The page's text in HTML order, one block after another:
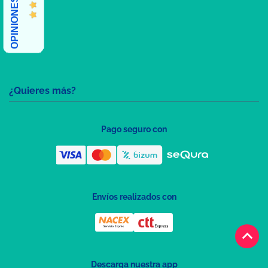
keyboard_arrow_up
¿Quieres más?
Pago seguro con
Envíos realizados con
Descarga nuestra app